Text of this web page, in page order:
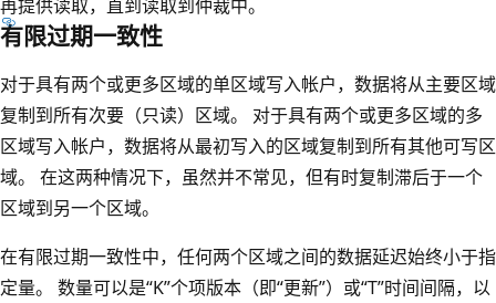
再提供读取，直到读取到仲裁中。
有限过期一致性
对于具有两个或更多区域的单区域写入帐户，数据将从主要区域
复制到所有次要（只读）区域。 对于具有两个或更多区域的多
区域写入帐户，数据将从最初写入的区域复制到所有其他可写区
域。 在这两种情况下，虽然并不常见，但有时复制滞后于一个
区域到另一个区域。
在有限过期一致性中，任何两个区域之间的数据延迟始终小于指
定量。 数量可以是“K”个项版本（即“更新”）或“T”时间间隔，以